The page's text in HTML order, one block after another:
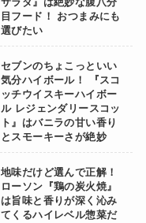
サラダ』は絶妙な腹八分
目フード！ おつまみにも
選びたい
セブンのちょこっといい
気分ハイボール！ 『スコ
ッチウイスキーハイボー
ル レジェンダリースコッ
ト』はバニラの甘い香り
とスモーキーさが絶妙
地味だけど選んで正解！
ローソン『鶏の炭火焼』
は旨味と香りが深く沁み
てくるハイレベル惣菜だ